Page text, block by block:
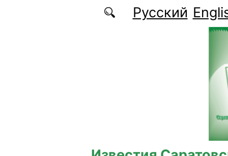
Перейти к основному содержаниюРусский